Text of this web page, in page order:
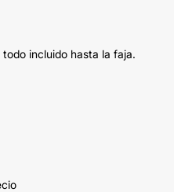
incluido hasta la faja.